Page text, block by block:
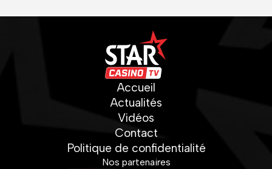
Accueil
Actualités
Vidéos
Contact
Politique de confidentialité
Nos partenaires